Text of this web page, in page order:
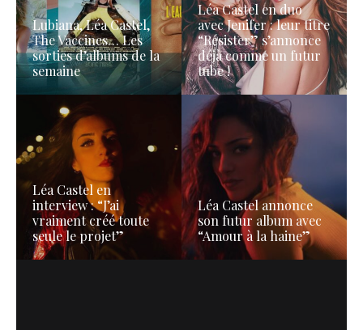
Lubiana, Léa Castel,
The Vaccines… Les
sorties d’albums de la
semaine
Léa Castel en duo
avec Jenifer : leur titre
“Résister” s’annonce
déjà comme un futur
tube !
Léa Castel en
interview : “J’ai
vraiment créé toute
seule le projet”
Léa Castel annonce
son futur album avec
“Amour à la haine”